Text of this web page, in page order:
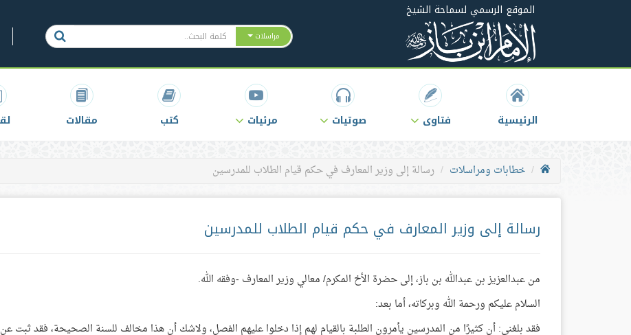
الموقع الرسمي لسماحة الشيخ
مراسلات
الرئيسية فتاوى صوتيات مرئيات كتب مقالات
خطابات ومراسلات رسالة إلى وزير المعارف في حكم قيام الطلاب للمدرسين
رسالة إلى وزير المعارف في حكم قيام الطلاب للمدرسين
من عبدالعزيز بن عبدالله بن باز، إلى حضرة الأخ المكرم/ معالي وزير المعارف -وفقه الله.
السلام عليكم ورحمة الله وبركاته، أما بعد:
فقد بلغني: أن كثيرًا من المدرسين يأمرون الطلبة بالقيام لهم إذا دخلوا عليهم الفصل، ولاشك أن هذا مخالف للسنة الصحيحة، فقد ثبت عن